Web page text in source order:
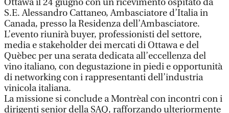
Ottawa il 24 giugno con un ricevimento ospitato da
S.E. Alessandro Cattaneo, Ambasciatore d’Italia in
Canada, presso la Residenza dell’Ambasciatore.
L’evento riunirà buyer, professionisti del settore,
media e stakeholder dei mercati di Ottawa e del
Quèbec per una serata dedicata all’eccellenza del
vino italiano, con degustazione in piedi e opportunità
di networking con i rappresentanti dell’industria
vinicola italiana.
La missione si conclude a Montrèal con incontri con i
dirigenti senior della SAQ, rafforzando ulteriormente